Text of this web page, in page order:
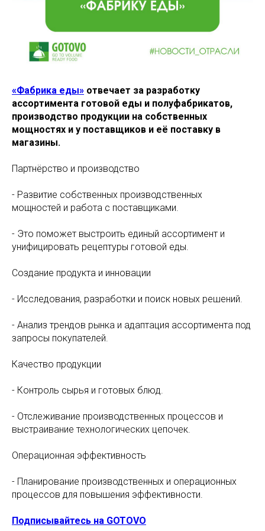
«Фабрика еды» отвечает за разработку
ассортимента готовой еды и полуфабрикатов,
производство продукции на собственных
мощностях и у поставщиков и её поставку в
магазины.
Партнёрство и производство
- Развитие собственных производственных
мощностей и работа с поставщиками.
- Это поможет выстроить единый ассортимент и
унифицировать рецептуры готовой еды.
Создание продукта и инновации
- Исследования, разработки и поиск новых решений.
- Анализ трендов рынка и адаптация ассортимента под
запросы покупателей.
Качество продукции
- Контроль сырья и готовых блюд.
- Отслеживание производственных процессов и
выстраивание технологических цепочек.
Операционная эффективность
- Планирование производственных и операционных
процессов для повышения эффективности.
Подписывайтесь на GOTOVO